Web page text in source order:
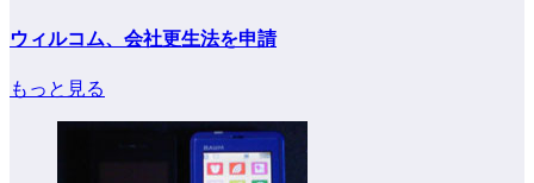
ウィルコム、会社更生法を申請
もっと見る